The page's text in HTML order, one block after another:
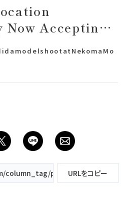
休）
Now Accepting
personal-experience/
URLをコピー